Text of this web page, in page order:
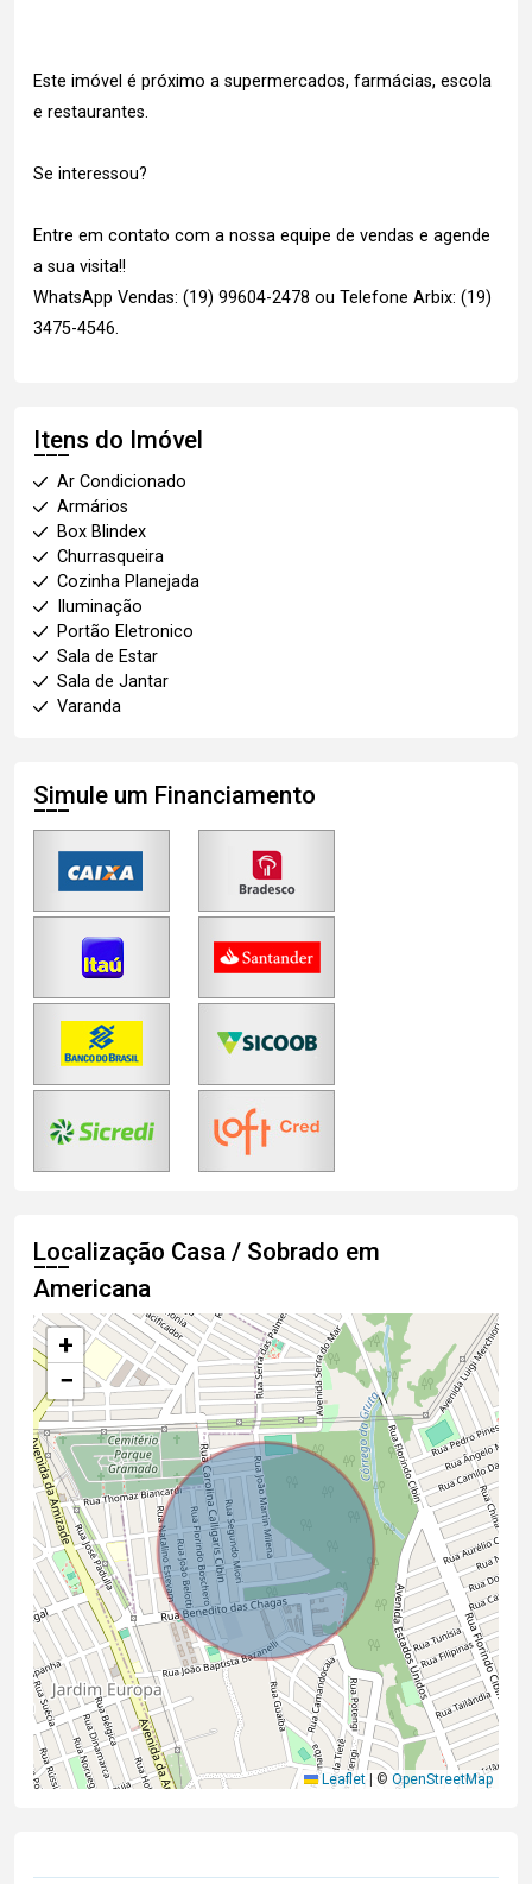
Este imóvel é próximo a supermercados, farmácias, escola
e restaurantes.
Se interessou?
Entre em contato com a nossa equipe de vendas e agende
a sua visita!!
WhatsApp Vendas: (19) 99604-2478 ou Telefone Arbix: (19)
3475-4546.
Itens do Imóvel
Ar Condicionado
Armários
Box Blindex
Churrasqueira
Cozinha Planejada
Iluminação
Portão Eletronico
Sala de Estar
Sala de Jantar
Varanda
Simule um Financiamento
Localização Casa / Sobrado em
Americana
+
−
Leaflet © OpenStreetMap